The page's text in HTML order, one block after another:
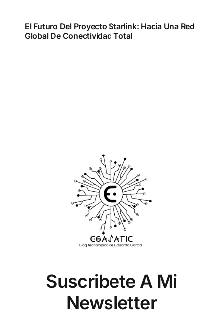
El Futuro Del Proyecto Starlink: Hacia Una Red
Global De Conectividad Total
Suscribete A Mi
Newsletter